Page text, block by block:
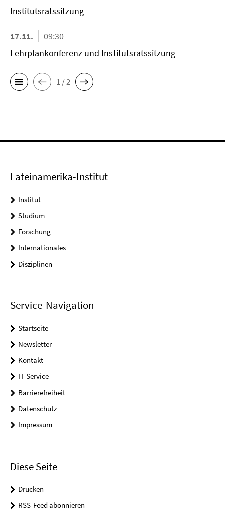
Institutsratssitzung
17.11.
09:30
Lehrplankonferenz und Institutsratssitzung
1 / 2
Lateinamerika-Institut
Institut
Studium
Forschung
Internationales
Disziplinen
Service-Navigation
Startseite
Newsletter
Kontakt
IT-Service
Barrierefreiheit
Datenschutz
Impressum
Diese Seite
Drucken
RSS-Feed abonnieren